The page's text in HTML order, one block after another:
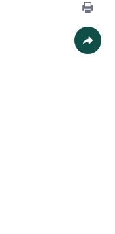
列印